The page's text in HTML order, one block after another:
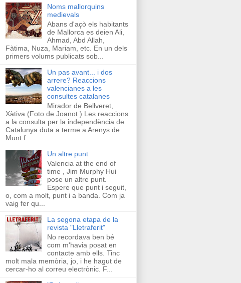
Noms mallorquins
medievals
Abans d'açò els habitants
de Mallorca es deien Ali,
Ahmad, Abd Allah,
Fàtima, Nuza, Mariam, etc. En un dels
primers volums publicats sob...
Un pas avant... i dos
arrere? Reaccions
valencianes a les
consultes catalanes
Mirador de Bellveret,
Xàtiva (Foto de Joanot ) Les reaccions
a la consulta per la independència de
Catalunya duta a terme a Arenys de
Munt f...
Un altre punt
Valencia at the end of
time , Jim Murphy Hui
pose un altre punt.
Espere que punt i seguit,
o, com a molt, punt i a banda. Com ja
vaig fer qu...
La segona etapa de la
revista "Lletraferit"
No recordava ben bé
com m'havia posat en
contacte amb ells. Tinc
molt mala memòria, jo, i he hagut de
cercar-ho al correu electrònic. F...